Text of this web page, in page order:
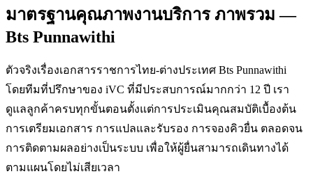
มาตรฐานคุณภาพงานบริการ ภาพรวม —
Bts Punnawithi
ตัวจริงเรื่องเอกสารราชการไทย-ต่างประเทศ Bts Punnawithi
โดยทีมที่ปรึกษาของ iVC ที่มีประสบการณ์มากกว่า 12 ปี เรา
ดูแลลูกค้าครบทุกขั้นตอนตั้งแต่การประเมินคุณสมบัติเบื้องต้น
การเตรียมเอกสาร การแปลและรับรอง การจองคิวยื่น ตลอดจน
การติดตามผลอย่างเป็นระบบ เพื่อให้ผู้ยื่นสามารถเดินทางได้
ตามแผนโดยไม่เสียเวลา